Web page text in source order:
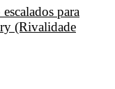
para
(Rivalidade